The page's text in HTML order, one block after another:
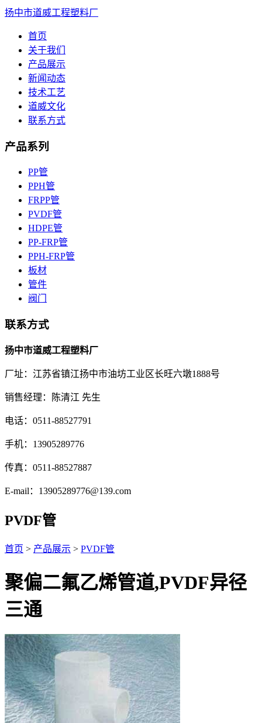
扬中市道威工程塑料厂
首页
关于我们
产品展示
新闻动态
技术工艺
道威文化
联系方式
产品系列
PP管
PPH管
FRPP管
PVDF管
HDPE管
PP-FRP管
PPH-FRP管
板材
管件
阀门
联系方式
扬中市道威工程塑料厂
厂址：江苏省镇江扬中市油坊工业区长旺六墩1888号
销售经理：陈清江 先生
电话：0511-88527791
手机：13905289776
传真：0511-88527887
E-mail：13905289776@139.com
PVDF管
首页 > 产品展示 > PVDF管
聚偏二氟乙烯管道,PVDF异径
三通